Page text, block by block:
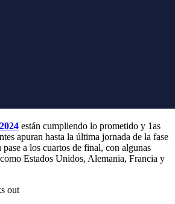
están cumpliendo lo prometido y 1as
apuran hasta la última jornada de la fase
a los cuartos de final, con algunas
Estados Unidos, Alemania, Francia y
out